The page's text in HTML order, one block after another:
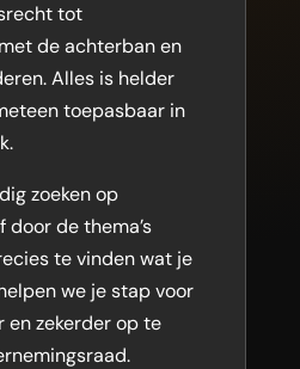
tot
de achterban en
Alles is helder
toepasbaar in
zoeken op
de thema’s
te vinden wat je
we je stap voor
en zekerder op te